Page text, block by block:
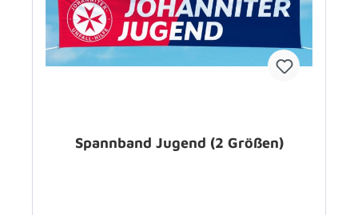
Spannband Jugend (2 Größen)